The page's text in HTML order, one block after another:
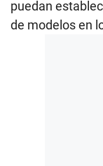
puedan
de modelos en